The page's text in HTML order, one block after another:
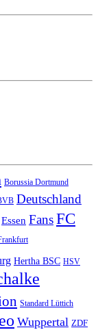
Borussia Dortmund
Deutschland
Essen FansFC
Hertha BSC HSV
Standard Lüttich
Wuppertal ZDF